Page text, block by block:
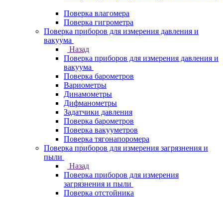
Поверка влагомера
Поверка гигрометра
Поверка приборов для измерения давления и
вакуума
Назад
Поверка приборов для измерения давления и
вакуума
Поверка барометров
Вариометры
Динамометры
Дифманометры
Задатчики давления
Поверка барометров
Поверка вакууметров
Поверка тягонапоромера
Поверка приборов для измерения загрязнения и
пыли
Назад
Поверка приборов для измерения
загрязнения и пыли
Поверка отстойника